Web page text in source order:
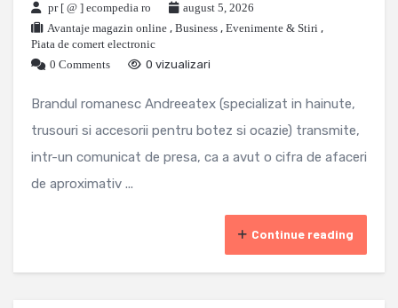
pr [ @ ] ecompedia ro
august 5, 2026
Avantaje magazin online , Business , Evenimente & Stiri ,
Piata de comert electronic
0 Comments
0 vizualizari
Brandul romanesc Andreeatex (specializat in hainute,
trusouri si accesorii pentru botez si ocazie) transmite,
intr-un comunicat de presa, ca a avut o cifra de afaceri
de aproximativ ...
Continue reading